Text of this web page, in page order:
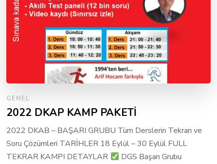
GENEL
2022 DKAP KAMP PAKETİ
2022 DKAB – BAŞARI GRUBU Tüm Derslerin Tekrarı ve
Soru Çözümleri TARİHLER 18 Eylül – 30 Eylül FULL
TEKRAR KAMPI DETAYLAR
DGS Başarı Grubu